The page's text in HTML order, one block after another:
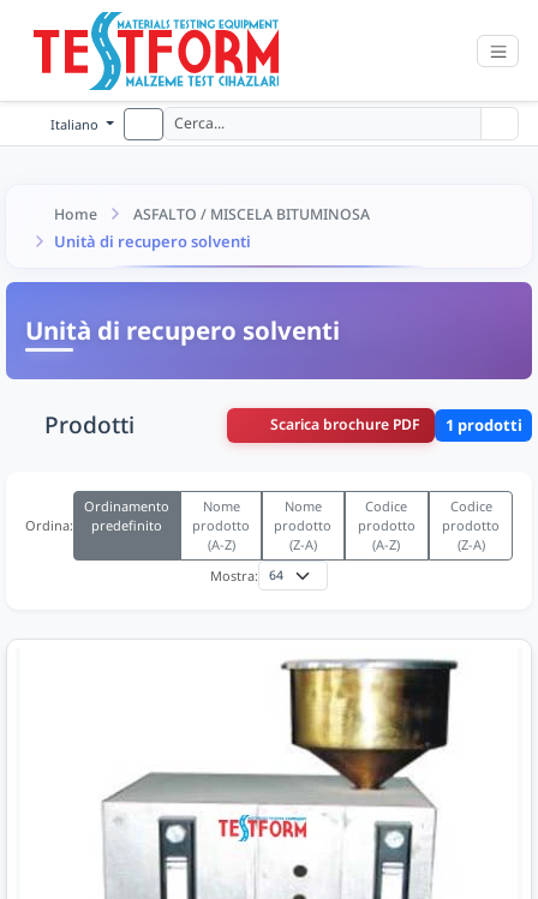
Italiano
Home ASFALTO / MISCELA BITUMINOSA
Unità di recupero solventi
Unità di recupero solventi
Prodotti Scarica brochure PDF 1 prodotti
Ordina:
Ordinamento
predefinito
Nome
prodotto
(A-Z)
Nome
prodotto
(Z-A)
Codice
prodotto
(A-Z)
Codice
prodotto
(Z-A)
Mostra: